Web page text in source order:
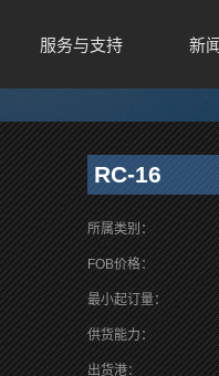
服务与支持 新
RC-16
所属类别：
FOB价格：
最小起订量：
供货能力：
出货港：